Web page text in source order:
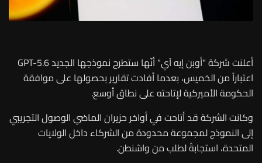
أعلنت شركة "أوبن إيه آي" أنّها ستطرح نموذجها الجديد GPT-5.6
اعتباراً من الخميس، بعدما أفادت تقارير بحصولها على موافقة
الحكومة الأميركية لإتاحته على نطاق أوسع.
وكانت الشركة قد أتاحت في أواخر حزيران الماضي الوصول التجريبي
إلى النموذج لمجموعة محدودة من الشركاء داخل الولايات
المتحدة، استجابةً لطلب من واشنطن.